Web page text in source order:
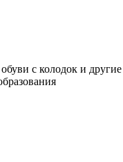
с колодок и другие